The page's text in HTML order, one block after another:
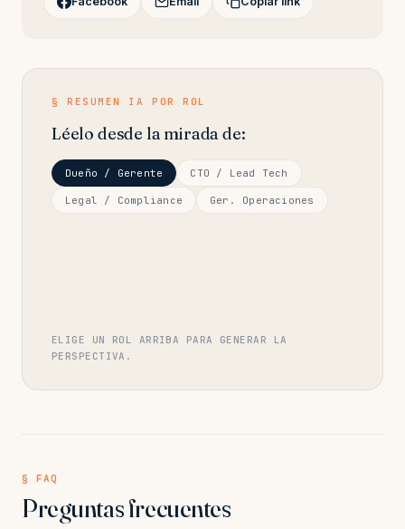
§ RESUMEN IA POR ROL
Léelo desde la mirada de:
Dueño / Gerente CTO / Lead Tech
Legal / Compliance Ger. Operaciones
ELIGE UN ROL ARRIBA PARA GENERAR LA
PERSPECTIVA.
§ FAQ
Preguntas frecuentes